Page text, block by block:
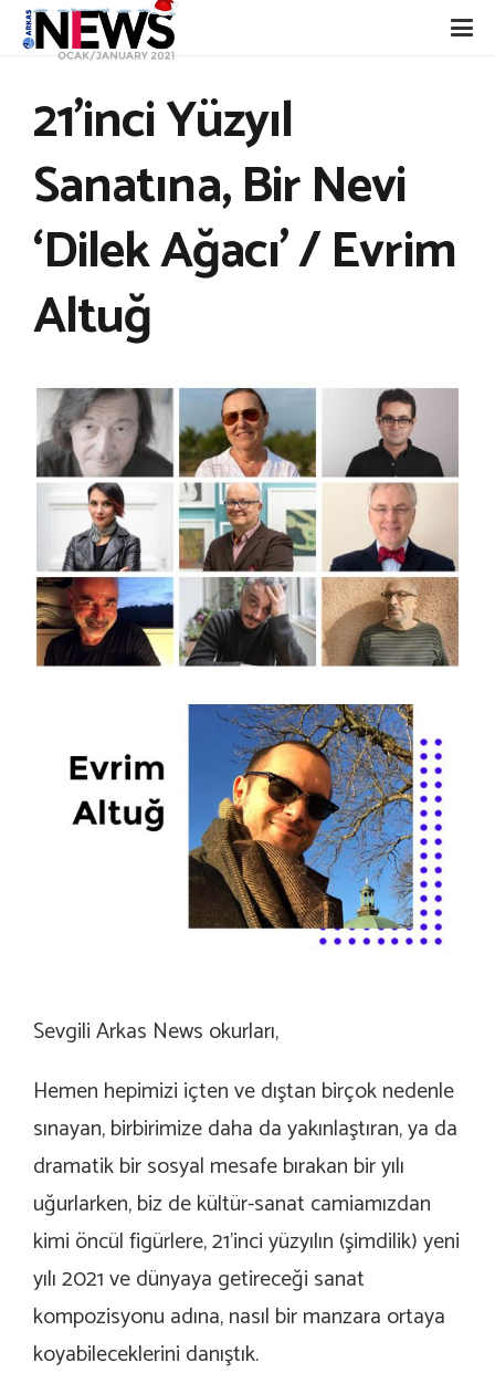
21’inci Yüzyıl
Sanatına, Bir Nevi
‘Dilek Ağacı’ / Evrim
Altuğ
Sevgili Arkas News okurları,
Hemen hepimizi içten ve dıştan birçok nedenle
sınayan, birbirimize daha da yakınlaştıran, ya da
dramatik bir sosyal mesafe bırakan bir yılı
uğurlarken, biz de kültür-sanat camiamızdan
kimi öncül figürlere,21’inci yüzyılın (şimdilik) yeni
yılı 2021 ve dünyaya getireceği sanat
kompozisyonu adına, nasıl bir manzara ortaya
koyabileceklerini danıştık.